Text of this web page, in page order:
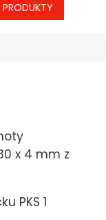
x 4 mm z
PKS 1